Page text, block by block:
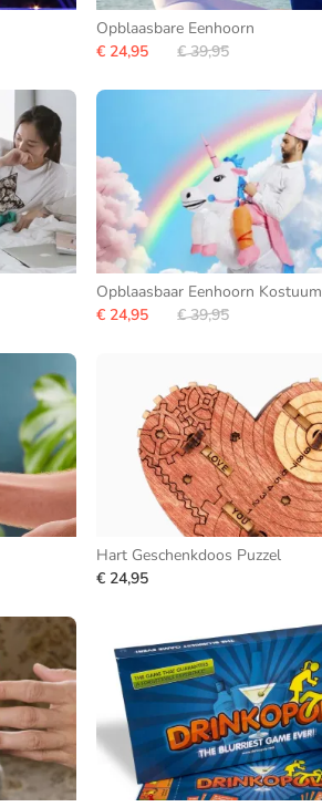
Opblaasbare Eenhoorn
€ 24,95
€ 39,95
Opblaasbaar Eenhoorn Kostuum
€ 24,95
€ 39,95
Hart Geschenkdoos Puzzel
€ 24,95